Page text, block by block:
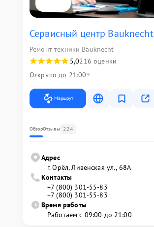
Сервисный центр Bauknecht
Ремонт техники Bauknecht
5,0216 оценки
Открыто до 21:00
Маршрут
ОбзорОтзывы 224
Адрес
г. Орёл, Ливенская ул., 68А
Контакты
+7 (800) 301-55-83
+7 (800) 301-55-83
Время работы
Работаем с 09:00 до 21:00